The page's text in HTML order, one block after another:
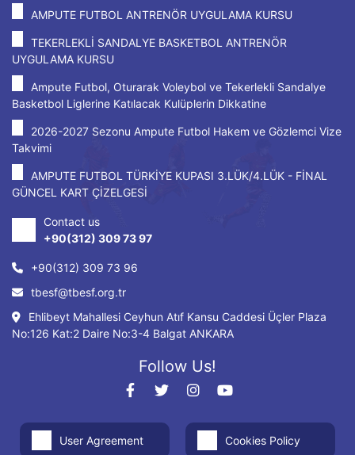
AMPUTE FUTBOL ANTRENÖR UYGULAMA KURSU
TEKERLEKLİ SANDALYE BASKETBOL ANTRENÖR
UYGULAMA KURSU
Ampute Futbol, Oturarak Voleybol ve Tekerlekli Sandalye
Basketbol Liglerine Katılacak Kulüplerin Dikkatine
2026-2027 Sezonu Ampute Futbol Hakem ve Gözlemci Vize
Takvimi
AMPUTE FUTBOL TÜRKİYE KUPASI 3.LÜK/4.LÜK - FİNAL
GÜNCEL KART ÇİZELGESİ
Contact us
+90(312) 309 73 97
+90(312) 309 73 96
tbesf@tbesf.org.tr
Ehlibeyt Mahallesi Ceyhun Atıf Kansu Caddesi Üçler Plaza
No:126 Kat:2 Daire No:3-4 Balgat ANKARA
Follow Us!
User Agreement Cookies Policy